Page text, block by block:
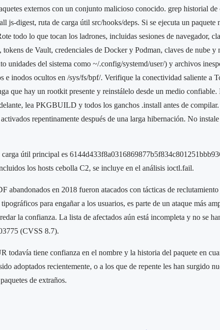
externos con un conjunto malicioso conocido. grep historial
js-digest, ruta de carga útil src/hooks/deps. Si se ejecuta un paquete
todo lo que tocan los ladrones, incluidas sesiones de navegador,
de Vault, credenciales de Docker y Podman, claves de nube y
unidades del sistema como ~/.config/systemd/user/) y archivos
e inodos ocultos en /sys/fs/bpf/. Verifique la conectividad saliente a
que hay un rootkit presente y reinstálelo desde un medio
lea PKGBUILD y todos los ganchos .install antes de compilar.
repentinamente después de una larga hibernación. No
útil principal es
los hosts cebolla C2, se incluye en el análisis ioctl.fail.
abandonados en 2018 fueron atacados con tácticas de
para engañar a los usuarios, es parte de un ataque más
la confianza. La lista de afectados aún está incompleta y no se
(CVSS 8.7).
todavía tiene confianza en el nombre y la historia del paquete en
adoptados recientemente, o a los que de repente les han surgido
de extraños.